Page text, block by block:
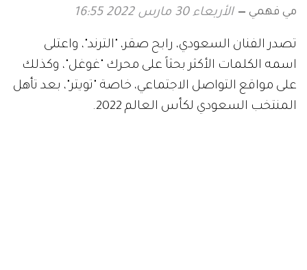
مي فهمي الأربعاء 30 مارس 2022 16:55
تصدر الفنان السعودي، رابح صقر، "الترند"، واعتلى
اسمه الكلمات الأكثر بحثاً على محرك "غوغل"، وكذلك
على مواقع التواصل الاجتماعي، خاصة "تويتر"، بعد تأهل
المنتخب السعودي لكأس العالم 2022.